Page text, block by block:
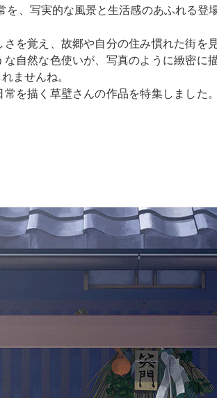
、写実的な風景と生活感のあふれる登
を覚え、故郷や自分の住み慣れた街を
自然な色使いが、写真のように緻密に
ませんね。
を描く草壁さんの作品を特集しました